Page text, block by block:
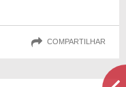
COMPARTILHAR